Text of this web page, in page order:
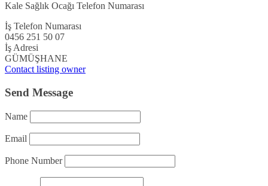
Kale Sağlık Ocağı Telefon Numarası
İş Telefon Numarası
0456 251 50 07
İş Adresi
GÜMÜŞHANE
Contact listing owner
Send Message
Name
Email
Phone Number